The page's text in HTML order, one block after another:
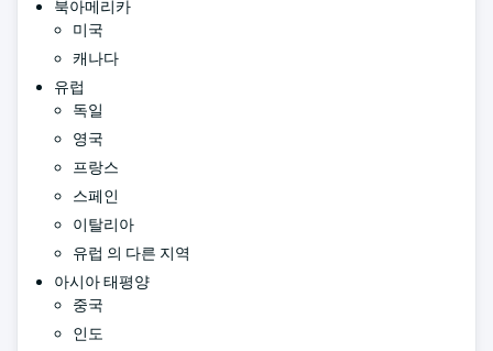
북아메리카
미국
캐나다
유럽
독일
영국
프랑스
스페인
이탈리아
유럽 의 다른 지역
아시아 태평양
중국
인도